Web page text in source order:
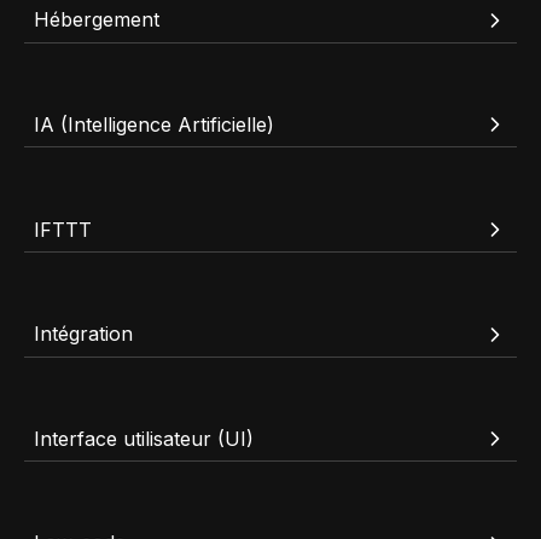
Hébergement
IA (Intelligence Artificielle)
IFTTT
Intégration
Interface utilisateur (UI)